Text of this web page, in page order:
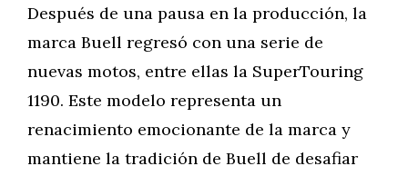
Después de una pausa en la producción, la
marca Buell regresó con una serie de
nuevas motos, entre ellas la SuperTouring
1190. Este modelo representa un
renacimiento emocionante de la marca y
mantiene la tradición de Buell de desafiar